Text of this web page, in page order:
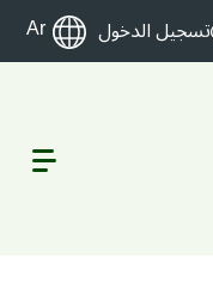
تسجيل الدخول Ar